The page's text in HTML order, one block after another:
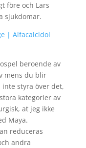
före och Lars
sjukdomar.
| Alfacalcidol
beroende av
mens du blir
styra över det,
kategorier av
at jeg ikke
Maya.
reduceras
andra